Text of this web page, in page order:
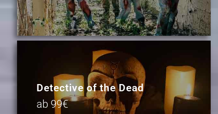
Detective of the Dead
ab 99€